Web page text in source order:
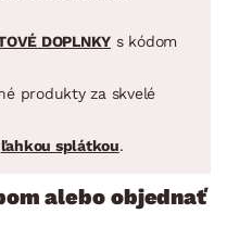
DOPLNKY s kódom
produkty za skvelé
ľahkou splátkou.
alebo objednať